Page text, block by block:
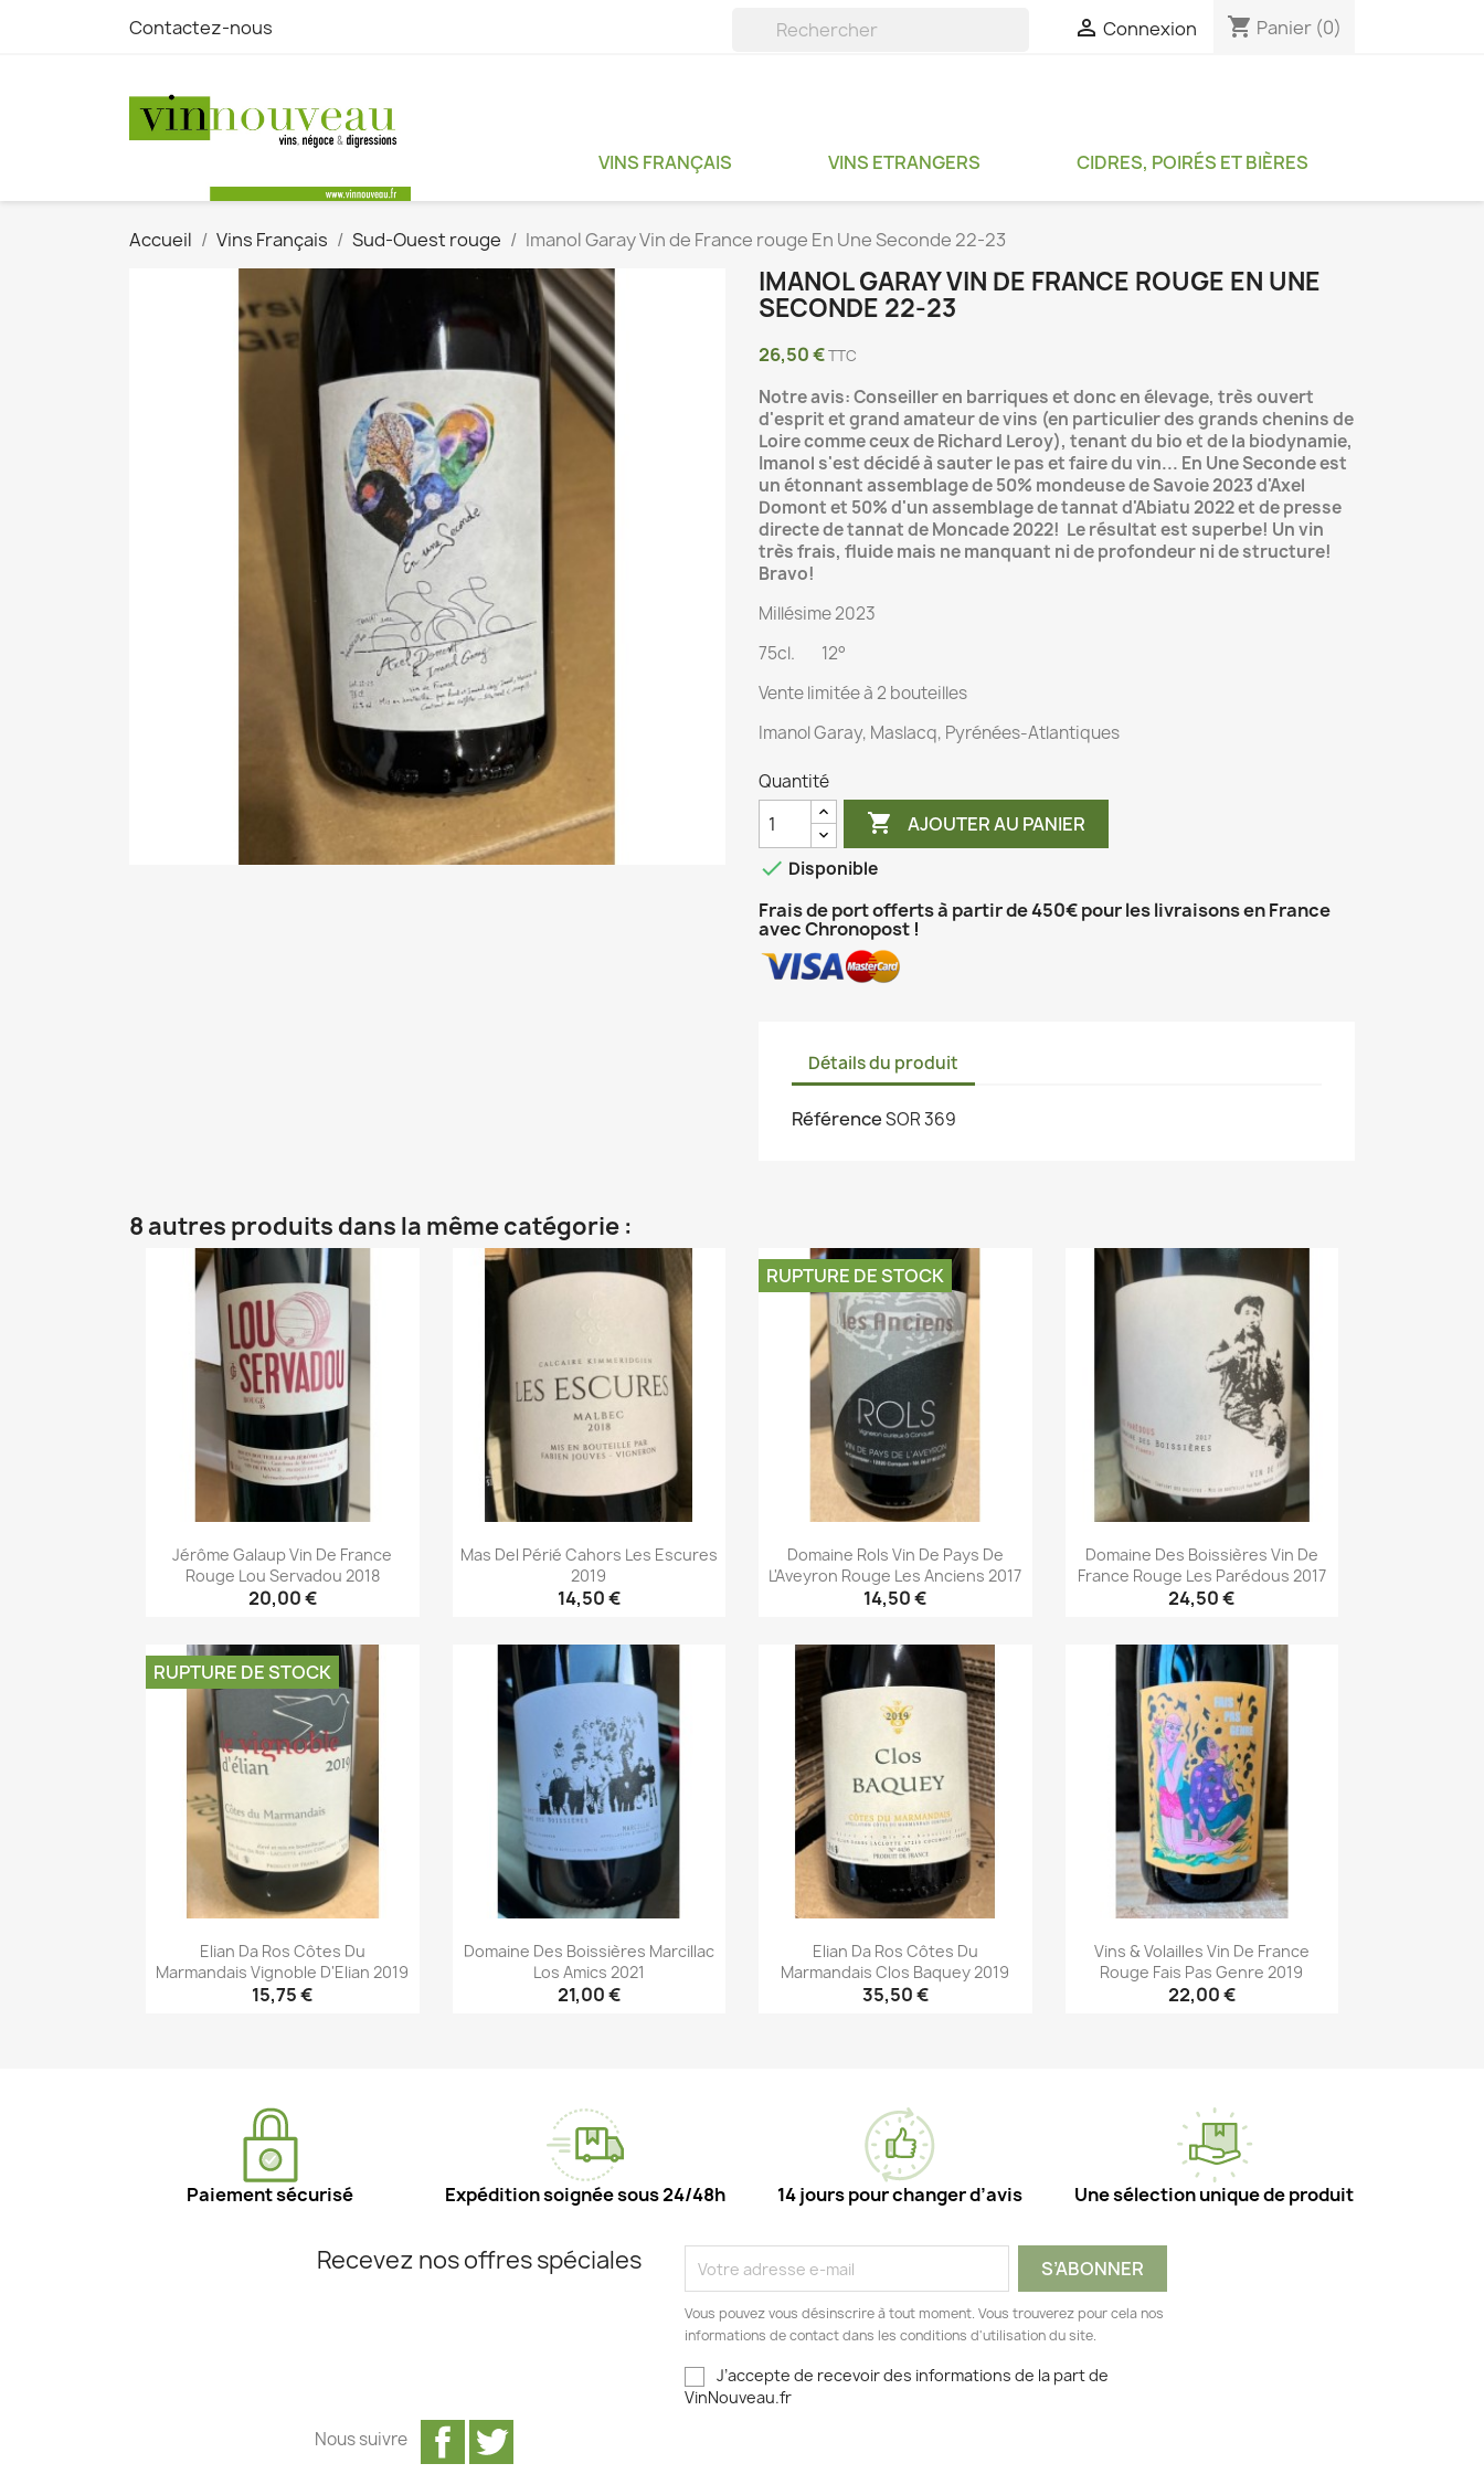
Contactez-nous  Connexion shopping_cart Panier (0)
VINS FRANÇAIS VINS ETRANGERS CIDRES, POIRÉS ET BIÈRES
Accueil Vins Français Sud-Ouest rouge Imanol Garay Vin de France rouge En Une Seconde 22-23
IMANOL GARAY VIN DE FRANCE ROUGE EN UNE
SECONDE 22-23
26,50 €TTC
Notre avis: Conseiller en barriques et donc en élevage, très ouvert
d'esprit et grand amateur de vins (en particulier des grands chenins de
Loire comme ceux de Richard Leroy), tenant du bio et de la biodynamie,
Imanol s'est décidé à sauter le pas et faire du vin... En Une Seconde est
un étonnant assemblage de 50% mondeuse de Savoie 2023 d'Axel
Domont et 50% d'un assemblage de tannat d'Abiatu 2022 et de presse
directe de tannat de Moncade 2022! Le résultat est superbe! Un vin
très frais, fluide mais ne manquant ni de profondeur ni de structure!
Bravo!
Millésime 2023
75cl. 12°
Vente limitée à 2 bouteilles
Imanol Garay, Maslacq, Pyrénées-Atlantiques
Quantité
 AJOUTER AU PANIER
 Disponible
Frais de port offerts à partir de 450€ pour les livraisons en France
avec Chronopost !
Détails du produit
RéférenceSOR 369
8 autres produits dans la même catégorie :
Jérôme Galaup Vin De France
Rouge Lou Servadou 2018
20,00 €
Aperçu rapide
Mas Del Périé Cahors Les Escures
2019
14,50 €
Aperçu rapide
Domaine Rols Vin De Pays De
L'Aveyron Rouge Les Anciens 2017
14,50 €
RUPTURE DE STOCK
Aperçu rapide
Domaine Des Boissières Vin De
France Rouge Les Parédous 2017
24,50 €
Aperçu rapide
Elian Da Ros Côtes Du
Marmandais Vignoble D'Elian 2019
15,75 €
RUPTURE DE STOCK
Domaine Des Boissières Marcillac
Los Amics 2021
21,00 €
Elian Da Ros Côtes Du
Marmandais Clos Baquey 2019
35,50 €
Vins & Volailles Vin De France
Rouge Fais Pas Genre 2019
22,00 €
Paiement sécurisé Expédition soignée sous 24/48h 14 jours pour changer d’avis Une sélection unique de produit
Recevez nos offres spéciales
Vous pouvez vous désinscrire à tout moment. Vous trouverez pour cela nos
informations de contact dans les conditions d'utilisation du site.
J’accepte de recevoir des informations de la part de
VinNouveau.fr
Facebook
Nous suivre